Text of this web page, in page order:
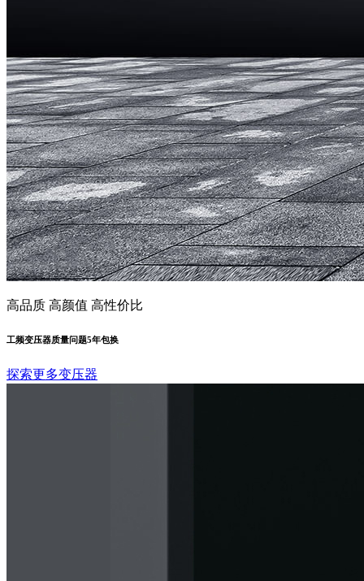
高品质 高颜值 高性价比
工频变压器质量问题5年包换
探索更多变压器